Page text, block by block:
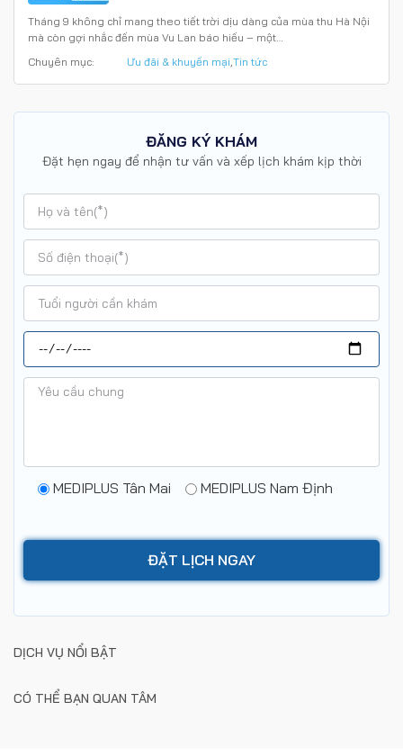
Tháng 9 không chỉ mang theo tiết trời dịu dàng của mùa thu Hà Nội
mà còn gợi nhắc đến mùa Vu Lan báo hiếu – một…
Chuyên mục: Ưu đãi & khuyến mại Tin tức
ĐĂNG KÝ KHÁM
Đặt hẹn ngay để nhận tư vấn và xếp lịch khám kịp thời
MEDIPLUS Tân Mai MEDIPLUS Nam Định
DỊCH VỤ NỔI BẬT
CÓ THỂ BẠN QUAN TÂM